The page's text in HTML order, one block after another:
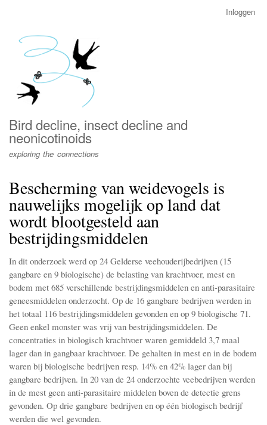
menu
Inloggen
Bird decline, insect decline and
neonicotinoids
exploring the connections
Bescherming van weidevogels is
nauwelijks mogelijk op land dat
wordt blootgesteld aan
bestrijdingsmiddelen
In dit onderzoek werd op 24 Gelderse veehouderijbedrijven (15
gangbare en 9 biologische) de belasting van krachtvoer, mest en
bodem met 685 verschillende bestrijdingsmiddelen en anti-parasitaire
geneesmiddelen onderzocht. Op de 16 gangbare bedrijven werden in
het totaal 116 bestrijdingsmiddelen gevonden en op 9 biologische 71.
Geen enkel monster was vrij van bestrijdingsmiddelen. De
concentraties in biologisch krachtvoer waren gemiddeld 3,7 maal
lager dan in gangbaar krachtvoer. De gehalten in mest en in de bodem
waren bij biologische bedrijven resp. 14% en 42% lager dan bij
gangbare bedrijven. In 20 van de 24 onderzochte veebedrijven werden
in de mest geen anti-parasitaire middelen boven de detectie grens
gevonden. Op drie gangbare bedrijven en op één biologisch bedrijf
werden die wel gevonden.